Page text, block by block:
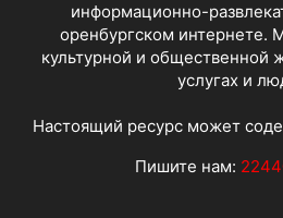
информационно-
оренбургском интернете.
культурной и общественной
услугах и
Настоящий ресурс может
Пишите нам: